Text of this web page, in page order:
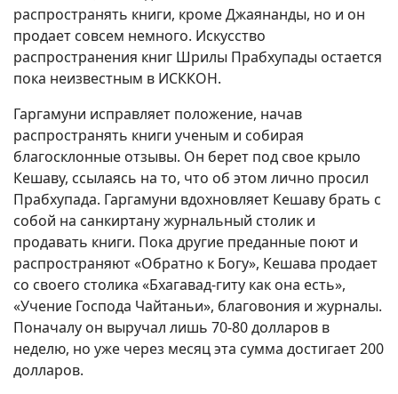
распространять книги, кроме Джаянанды, но и он
продает совсем немного. Искусство
распространения книг Шрилы Прабхупады остается
пока неизвестным в ИСККОН.
Гаргамуни исправляет положение, начав
распространять книги ученым и собирая
благосклонные отзывы. Он берет под свое крыло
Кешаву, ссылаясь на то, что об этом лично просил
Прабхупада. Гаргамуни вдохновляет Кешаву брать с
собой на санкиртану журнальный столик и
продавать книги. Пока другие преданные поют и
распространяют «Обратно к Богу», Кешава продает
со своего столика «Бхагавад-гиту как она есть»,
«Учение Господа Чайтаньи», благовония и журналы.
Поначалу он выручал лишь 70-80 долларов в
неделю, но уже через месяц эта сумма достигает 200
долларов.